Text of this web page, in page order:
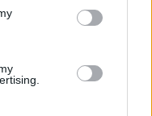
A 2. fordulóban a
ki azt a három